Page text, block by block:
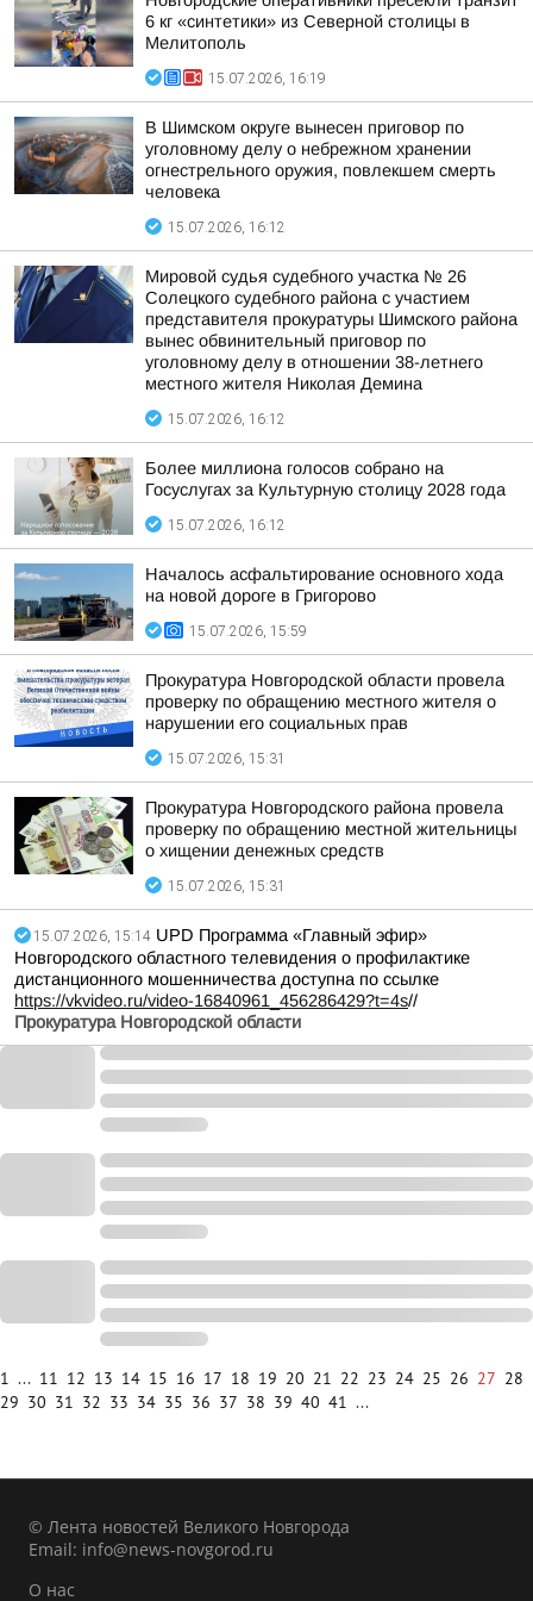
6 кг «синтетики» из Северной столицы в
Мелитополь
15.07.2026, 16:19
В Шимском округе вынесен приговор по
уголовному делу о небрежном хранении
огнестрельного оружия, повлекшем смерть
человека
15.07.2026, 16:12
Мировой судья судебного участка № 26
Солецкого судебного района с участием
представителя прокуратуры Шимского района
вынес обвинительный приговор по
уголовному делу в отношении 38-летнего
местного жителя Николая Демина
15.07.2026, 16:12
Более миллиона голосов собрано на
Госуслугах за Культурную столицу 2028 года
15.07.2026, 16:12
Началось асфальтирование основного хода
на новой дороге в Григорово
15.07.2026, 15:59
Прокуратура Новгородской области провела
проверку по обращению местного жителя о
нарушении его социальных прав
15.07.2026, 15:31
Прокуратура Новгородского района провела
проверку по обращению местной жительницы
о хищении денежных средств
15.07.2026, 15:31
15.07.2026, 15:14 UPD Программа «Главный эфир»
Новгородского областного телевидения о профилактике
дистанционного мошенничества доступна по ссылке
https://vkvideo.ru/video-16840961_456286429?t=4s//
Прокуратура Новгородской области
1 ... 11 12 13 14 15 16 17 18 19 20 21 22 23 24 25 26 27 28
29 30 31 32 33 34 35 36 37 38 39 40 41 ...
© Лента новостей Великого Новгорода
Email: info@news-novgorod.ru
О нас